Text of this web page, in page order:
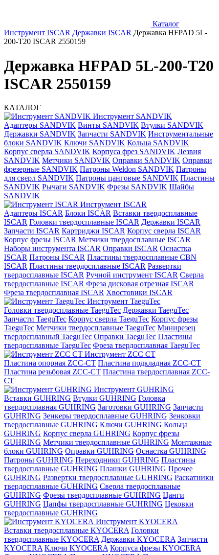
Каталог
Инструмент ISCAR Державки ISCAR Державка HFPAD 5L-
200-T20 ISCAR 2550159
Державка HFPAD 5L-200-T20
ISCAR 2550159
КАТАЛОГ
Инструмент SANDVIK
Адаптеры SANDVIK Винты SANDVIK Втулки SANDVIK
Державки SANDVIK Запчасти SANDVIK Инструментальные
блоки SANDVIK Ключи SANDVIK Кольца SANDVIK
Корпус сверла SANDVIK Корпуса фрез SANDVIK Лезвия
SANDVIK Метчики SANDVIK Оправки SANDVIK Оправки
фрезерные SANDVIK Патроны Weldon SANDVIK Патроны
для сверл SANDVIK Патроны цанговые SANDVIK Пластины
SANDVIK Рычаги SANDVIK Фрезы SANDVIK Шайбы
SANDVIK
Инструмент ISCAR
Адаптеры ISCAR Блоки ISCAR Вставки твердосплавные
ISCAR Головки твердосплавные ISCAR Державки ISCAR
Запчасти ISCAR Картриджи ISCAR Корпус сверла ISCAR
Корпус фрезы ISCAR Метчики твердосплавные ISCAR
Наборы инструмента ISCAR Оправки ISCAR Оснастка
ISCAR Патроны ISCAR Пластины твердосплавные CBN
ISCAR Пластины твердосплавные ISCAR Развертки
твердосплавные ISCAR Ручной инструмент ISCAR Сверла
твердосплавные ISCAR Фреза дисковая отрезная ISCAR
Фреза твердосплавная ISCAR Хвостовики ISCAR
Инструмент TaeguTec
Головки твердосплавные TaeguTec Державки TaeguTec
Запчасти TaeguTec Корпус сверла TaeguTec Корпус фрезы
TaeguTec Метчики твердосплавные TaeguTec Минирезец
твердосплавный TaeguTec Оправки TaeguTec Пластины
твердосплавные TaeguTec Фреза твердосплавная TaeguTec
Инструмент ZCС CT
Пластина опорная ZCC-CT Пластина подкладная ZCC-CT
Пластина резьбовая ZCC-CT Пластина твердосплавная ZCC-
CT
Инструмент GUHRING
Вставки GUHRING Втулки GUHRING Головка
твердосплавная GUHRING Заготовки GUHRING Запчасти
GUHRING Зенкеры твердосплавные GUHRING Зенковки
твердосплавные GUHRING Ключи GUHRING Кольца
GUHRING Корпус сверла GUHRING Корпус фрезы
GUHRING Метчики твердосплавные GUHRING Монтажные
блоки GUHRING Оправки GUHRING Оснастка GUHRING
Патроны GUHRING Переходники GUHRING Пластины
твердосплавные GUHRING Плашки GUHRING Прочее
GUHRING Развертки твердосплавные GUHRING Раскатники
твердосплавные GUHRING Сверла твердосплавные
GUHRING Фрезы твердосплавные GUHRING Цанги
GUHRING Цапфы твердосплавные GUHRING Цековки
твердосплавные GUHRING
Инструмент KYOCERA
Вставки твердосплавные KYOCERA Головки
твердосплавные KYOCERA Державки KYOCERA Запчасти
KYOCERA Ключи KYOCERA Корпуса фрезы KYOCERA